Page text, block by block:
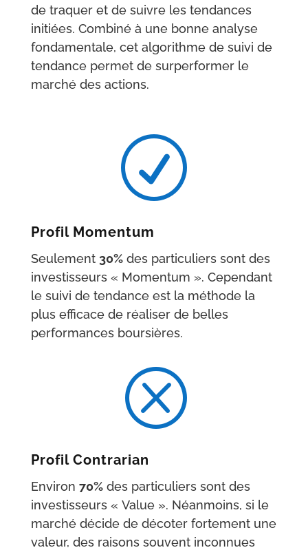
de traquer et de suivre les tendances
initiées. Combiné à une bonne analyse
fondamentale, cet algorithme de suivi de
tendance permet de surperformer le
marché des actions.
R
Profil Momentum
Seulement 30%des particuliers sont des
investisseurs « Momentum ». Cependant
le suivi de tendance est la méthode la
plus efficace de réaliser de belles
performances boursières.
Q
Profil Contrarian
Environ 70%des particuliers sont des
investisseurs « Value ». Néanmoins, si le
marché décide de décoter fortement une
valeur, des raisons souvent inconnues